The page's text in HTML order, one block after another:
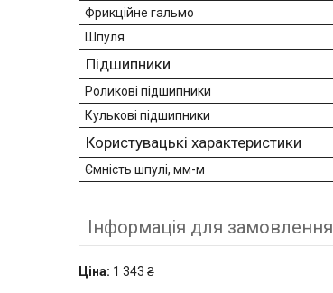
Фрикційне гальмо
Шпуля
Підшипники
Роликові підшипники
Кулькові підшипники
Користувацькі характеристики
Ємність шпулі, мм-м
Інформація для замовлення
Ціна: 1 343 ₴